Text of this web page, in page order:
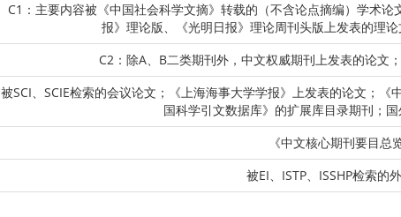
C1：主要内容被《中国社会科学文摘》转载的（不含论点摘编）学术
报》理论版、《光明日报》理论周刊头版上发表的理
C2：除A、B二类期刊外，中文权威期刊上发表的论文
被SCI、SCIE检索的会议论文；《上海海事大学学报》上发表的论文；《
国科学引文数据库》的扩展库目录期刊；
《中文核心期刊要目总
被EI、ISTP、ISSHP检索的